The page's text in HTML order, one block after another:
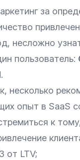
за
несложно
пользователь:
.
несколько
опыт в SaaS
к
от LTV;